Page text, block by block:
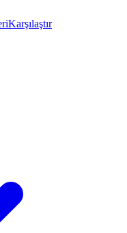
Karşılaştır